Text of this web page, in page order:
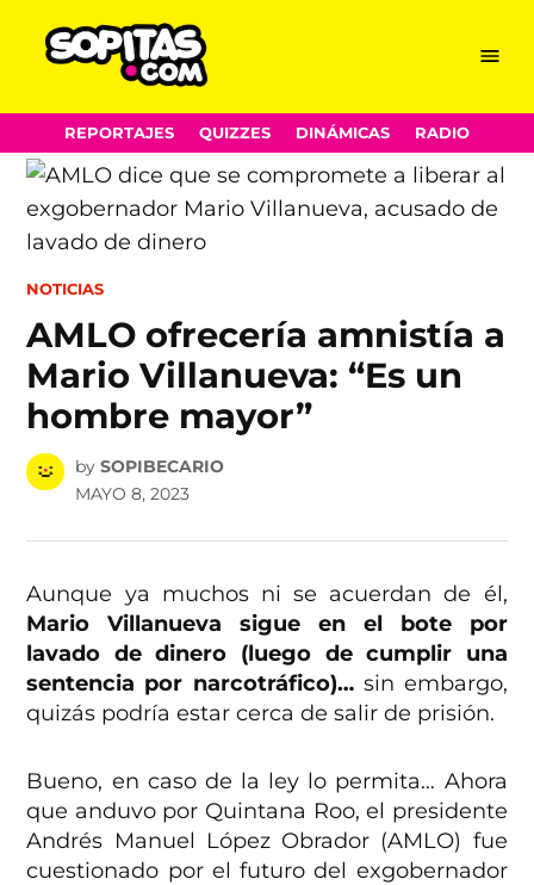
Skip
to
content
Menu
REPORTAJES QUIZZES DINÁMICAS RADIO
POSTED
NOTICIAS
AMLO ofrecería amnistía a
Mario Villanueva: “Es un
hombre mayor”
by SOPIBECARIO
MAYO 8, 2023
Aunque ya muchos ni se acuerdan de él,
Mario Villanueva sigue en el bote por
lavado de dinero (luego de cumplir una
sentencia por narcotráfico)…sin embargo,
quizás podría estar cerca de salir de prisión.
Bueno, en caso de la ley lo permita… Ahora
que anduvo por Quintana Roo, el presidente
Andrés Manuel López Obrador (AMLO) fue
cuestionado por el futuro del exgobernador